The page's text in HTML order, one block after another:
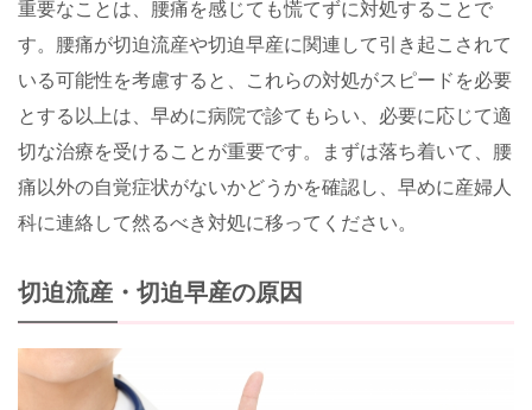
重要なことは、腰痛を感じても慌てずに対処することで
す。腰痛が切迫流産や切迫早産に関連して引き起こされて
いる可能性を考慮すると、これらの対処がスピードを必要
とする以上は、早めに病院で診てもらい、必要に応じて適
切な治療を受けることが重要です。まずは落ち着いて、腰
痛以外の自覚症状がないかどうかを確認し、早めに産婦人
科に連絡して然るべき対処に移ってください。
切迫流産・切迫早産の原因